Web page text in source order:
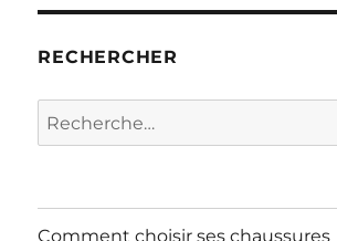
RECHERCHER
Recherche
pour :
Comment choisir ses chaussures